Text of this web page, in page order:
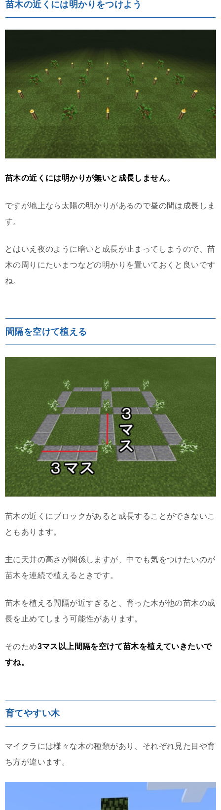
苗木の近くには明かりをつけよう
苗木の近くには明かりが無いと成長しません。
ですが地上なら太陽の明かりがあるので昼の間は成長しま
す。
とはいえ夜のように暗いと成長が止まってしまうので、苗
木の周りにたいまつなどの明かりを置いておくと良いです
ね。
間隔を空けて植える
苗木の近くにブロックがあると成長することができないこ
ともあります。
主に天井の高さが関係しますが、中でも気をつけたいのが
苗木を連続で植えるときです。
苗木を植える間隔が近すぎると、育った木が他の苗木の成
長を止めてしまう可能性があります。
そのため3マス以上間隔を空けて苗木を植えていきたいで
すね。
育てやすい木
マイクラには様々な木の種類があり、それぞれ見た目や育
ち方が違います。